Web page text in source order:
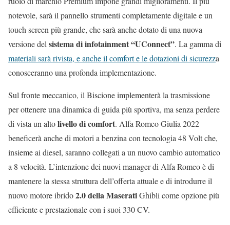
notevole, sarà il pannello strumenti completamente digitale e un
touch screen più grande, che sarà anche dotato di una nuova
versione del sistema di infotainment “UConnect”. La gamma di
materiali sarà rivista, e anche il comfort e le dotazioni di sicurezza
conosceranno una profonda implementazione.
Sul fronte meccanico, il Biscione implementerà la trasmissione
per ottenere una dinamica di guida più sportiva, ma senza perdere
di vista un altolivello di comfort. Alfa Romeo Giulia 2022
beneficerà anche di motori a benzina con tecnologia 48 Volt che,
insieme ai diesel, saranno collegati a un nuovo cambio automatico
a 8 velocità. L’intenzione dei nuovi manager di Alfa Romeo è di
mantenere la stessa struttura dell’offerta attuale e di introdurre il
nuovo motore ibrido2.0 della MaseratiGhibli come opzione più
efficiente e prestazionale con i suoi 330 CV.